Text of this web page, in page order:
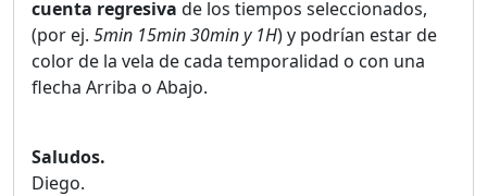
cuenta regresiva de los tiempos seleccionados,
(por ej. 5min 15min 30min y 1H) y podrían estar de
color de la vela de cada temporalidad o con una
flecha Arriba o Abajo.
Saludos.
Diego.